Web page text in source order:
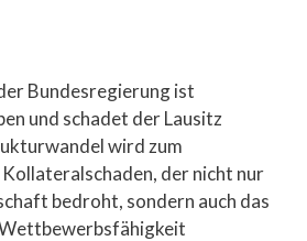
Bundesregierung ist
und schadet der Lausitz
wird zum
der nicht nur
bedroht, sondern auch das